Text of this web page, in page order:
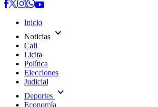
Inicio
Noticias expand_more
Cali
Licita
Política
Elecciones
Judicial
Deportes expand_more
Economía